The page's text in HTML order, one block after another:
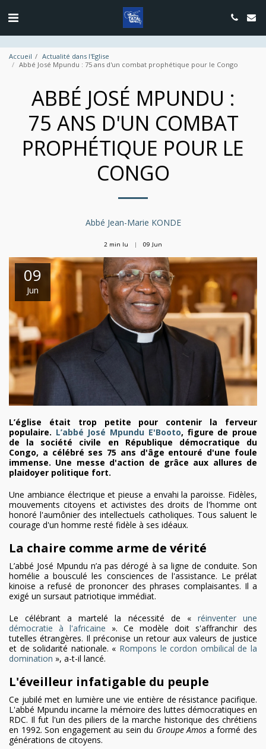
google.com, pub-4889604885818732, DIRECT, f08c47fec0942fa0
Accueil
Actualité dans l'Eglise
Abbé José Mpundu : 75 ans d'un combat prophétique pour le Congo
ABBÉ JOSÉ MPUNDU :
75 ANS D'UN COMBAT
PROPHÉTIQUE POUR LE
CONGO
Abbé Jean-Marie KONDE
2 min lu 09 Jun
09
Jun
L’église était trop petite pour contenir la ferveur
populaire. L’abbé José Mpundu E'Booto, figure de proue
de la société civile en République démocratique du
Congo, a célébré ses 75 ans d'âge entouré d'une foule
immense. Une messe d'action de grâce aux allures de
plaidoyer politique fort.
Une ambiance électrique et pieuse a envahi la paroisse. Fidèles,
mouvements citoyens et activistes des droits de l'homme ont
honoré l'aumônier des intellectuels catholiques. Tous saluent le
courage d'un homme resté fidèle à ses idéaux.
La chaire comme arme de vérité
L’abbé José Mpundu n’a pas dérogé à sa ligne de conduite. Son
homélie a bousculé les consciences de l'assistance. Le prélat
kinoise a refusé de prononcer des phrases complaisantes. Il a
exigé un sursaut patriotique immédiat.
Le célébrant a martelé la nécessité de «réinventer une
démocratie à l'africaine ». Ce modèle doit s'affranchir des
tutelles étrangères. Il préconise un retour aux valeurs de justice
et de solidarité nationale. « Rompons le cordon ombilical de la
domination », a-t-il lancé.
L'éveilleur infatigable du peuple
Ce jubilé met en lumière une vie entière de résistance pacifique.
L'abbé Mpundu incarne la mémoire des luttes démocratiques en
RDC. Il fut l'un des piliers de la marche historique des chrétiens
en 1992. Son engagement au sein du Groupe Amos a formé des
générations de citoyens.